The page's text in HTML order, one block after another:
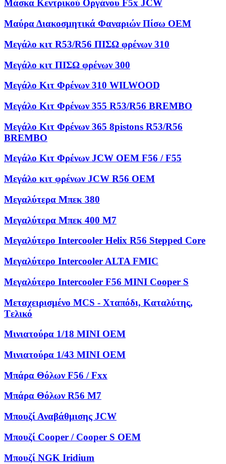
Μάσκα Κεντρικού Οργάνου F5x JCW
Μαύρα Διακοσμητικά Φαναριών Πίσω OEM
Μεγάλο κιτ R53/R56 ΠΙΣΩ φρένων 310
Μεγάλο κιτ ΠΙΣΩ φρένων 300
Μεγάλο Κιτ Φρένων 310 WILWOOD
Μεγάλο Κιτ Φρένων 355 R53/R56 BREMBO
Μεγάλο Κιτ Φρένων 365 8pistons R53/R56
BREMBO
Μεγάλο Κιτ Φρένων JCW OEM F56 / F55
Μεγάλο κιτ φρένων JCW R56 OEM
Μεγαλύτερα Μπεκ 380
Μεγαλύτερα Μπεκ 400 M7
Μεγαλύτερο Intercooler Helix R56 Stepped Core
Μεγαλύτερο Intercooler ALTA FMIC
Μεγαλύτερο Intercooler F56 MINI Cooper S
Μεταχειρισμένο MCS - Χταπόδι, Kαταλύτης,
Tελικό
Μινιατούρα 1/18 MINI OEM
Μινιατούρα 1/43 MINI OEM
Μπάρα Θόλων F56 / Fxx
Μπάρα Θόλων R56 M7
Μπουζί Αναβάθμισης JCW
Μπουζί Cooper / Cooper S OEM
Μπουζί NGK Iridium